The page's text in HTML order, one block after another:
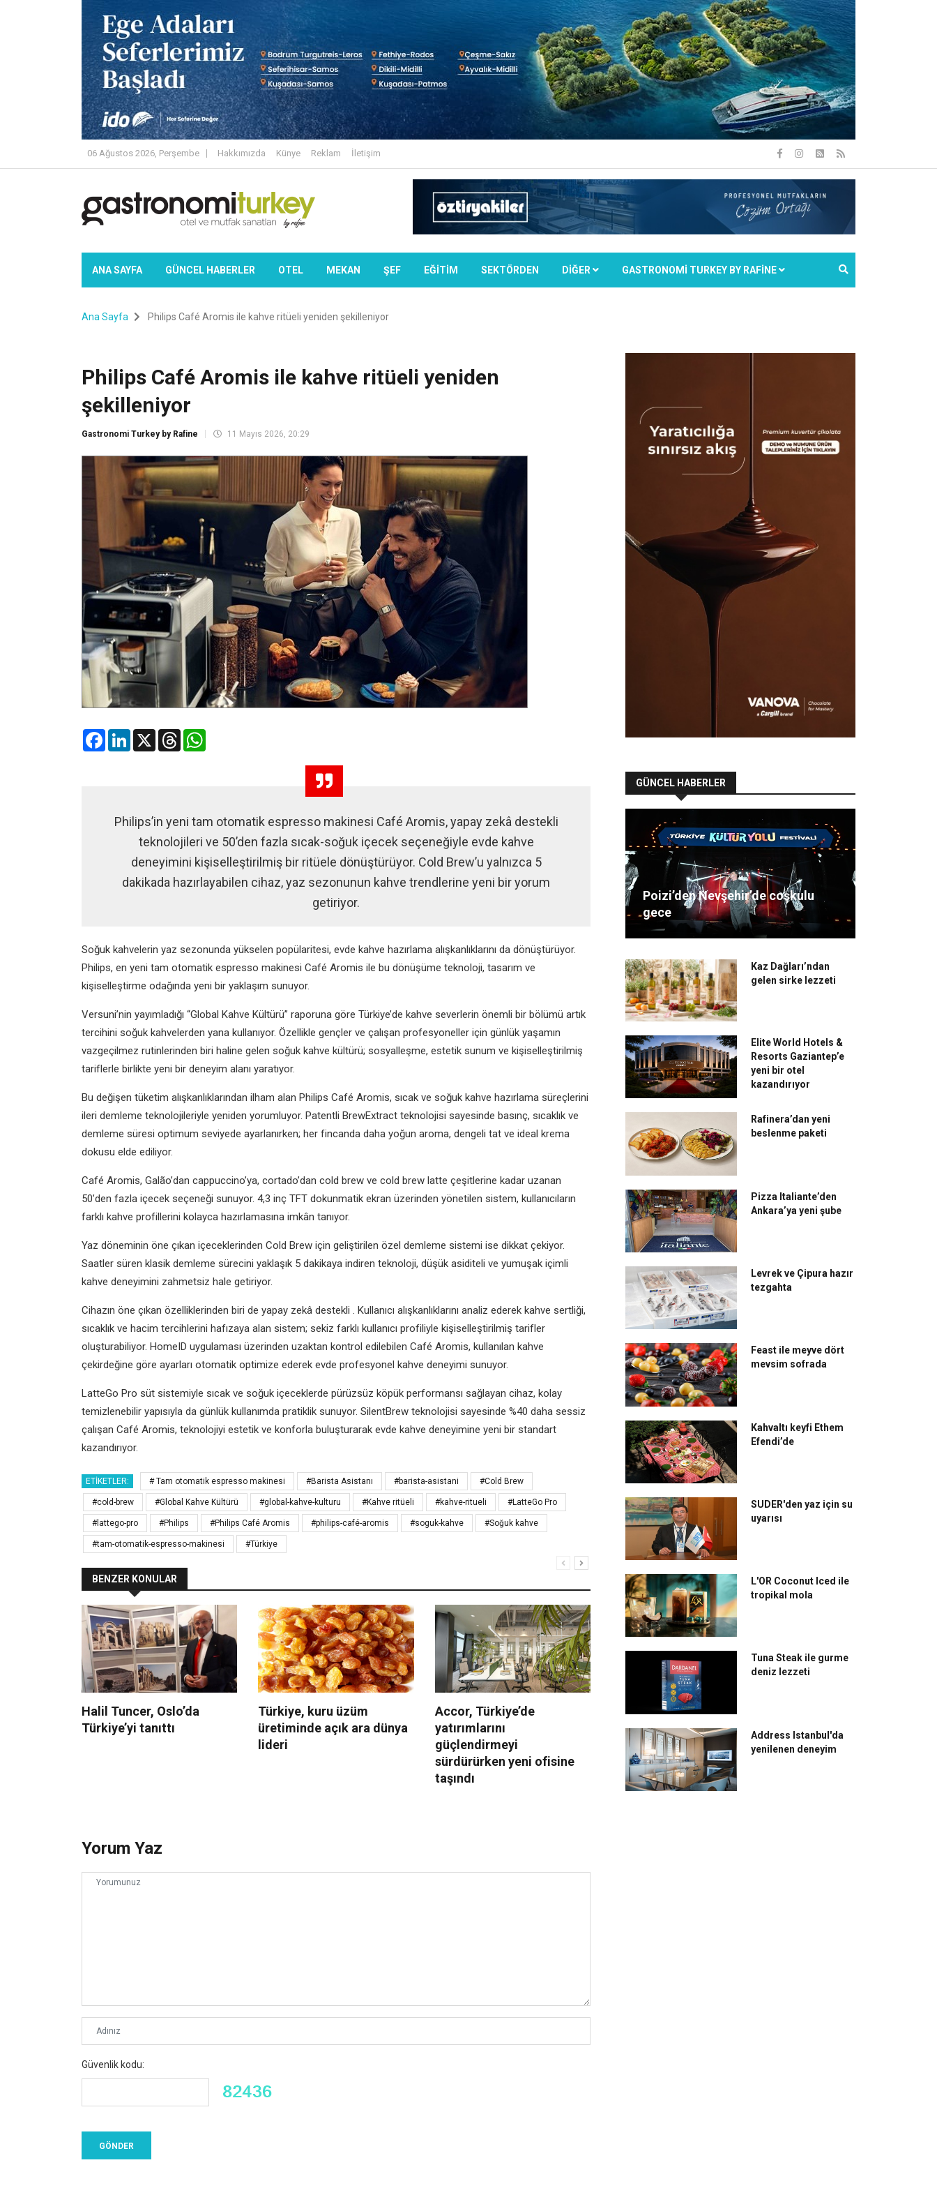
06 Ağustos 2026, Perşembe Hakkımızda Künye Reklam İletişim
ANA SAYFA GÜNCEL HABERLER OTEL MEKAN ŞEF EĞİTİM SEKTÖRDEN DIĞER GASTRONOMİ TURKEY BY RAFİNE
Ana Sayfa Philips Café Aromis ile kahve ritüeli yeniden şekilleniyor
Philips Café Aromis ile kahve ritüeli yeniden
şekilleniyor
Gastronomi Turkey by Rafine 11 Mayıs 2026, 20:29
FacebookLinkedIn
X Threads
Philips’in yeni tam otomatik espresso makinesi Café Aromis, yapay zekâ destekli
teknolojileri ve 50’den fazla sıcak-soğuk içecek seçeneğiyle evde kahve
deneyimini kişiselleştirilmiş bir ritüele dönüştürüyor. Cold Brew’u yalnızca 5
dakikada hazırlayabilen cihaz, yaz sezonunun kahve trendlerine yeni bir yorum
getiriyor.
Soğuk kahvelerin yaz sezonunda yükselen popülaritesi, evde kahve hazırlama alışkanlıklarını da dönüştürüyor.
Philips, en yeni tam otomatik espresso makinesi Café Aromis ile bu dönüşüme teknoloji, tasarım ve
kişiselleştirme odağında yeni bir yaklaşım sunuyor.
Versuni’nin yayımladığı “Global Kahve Kültürü” raporuna göre Türkiye’de kahve severlerin önemli bir bölümü artık
tercihini soğuk kahvelerden yana kullanıyor. Özellikle gençler ve çalışan profesyoneller için günlük yaşamın
vazgeçilmez rutinlerinden biri haline gelen soğuk kahve kültürü; sosyalleşme, estetik sunum ve kişiselleştirilmiş
tariflerle birlikte yeni bir deneyim alanı yaratıyor.
Bu değişen tüketim alışkanlıklarından ilham alan Philips Café Aromis, sıcak ve soğuk kahve hazırlama süreçlerini
ileri demleme teknolojileriyle yeniden yorumluyor. Patentli BrewExtract teknolojisi sayesinde basınç, sıcaklık ve
demleme süresi optimum seviyede ayarlanırken; her fincanda daha yoğun aroma, dengeli tat ve ideal krema
dokusu elde ediliyor.
Café Aromis, Galão’dan cappuccino’ya, cortado’dan cold brew ve cold brew latte çeşitlerine kadar uzanan
50’den fazla içecek seçeneği sunuyor. 4,3 inç TFT dokunmatik ekran üzerinden yönetilen sistem, kullanıcıların
farklı kahve profillerini kolayca hazırlamasına imkân tanıyor.
Yaz döneminin öne çıkan içeceklerinden Cold Brew için geliştirilen özel demleme sistemi ise dikkat çekiyor.
Saatler süren klasik demleme sürecini yaklaşık 5 dakikaya indiren teknoloji, düşük asiditeli ve yumuşak içimli
kahve deneyimini zahmetsiz hale getiriyor.
Cihazın öne çıkan özelliklerinden biri de yapay zekâ destekli . Kullanıcı alışkanlıklarını analiz ederek kahve sertliği,
sıcaklık ve hacim tercihlerini hafızaya alan sistem; sekiz farklı kullanıcı profiliyle kişiselleştirilmiş tarifler
oluşturabiliyor. HomeID uygulaması üzerinden uzaktan kontrol edilebilen Café Aromis, kullanılan kahve
çekirdeğine göre ayarları otomatik optimize ederek evde profesyonel kahve deneyimi sunuyor.
LatteGo Pro süt sistemiyle sıcak ve soğuk içeceklerde pürüzsüz köpük performansı sağlayan cihaz, kolay
temizlenebilir yapısıyla da günlük kullanımda pratiklik sunuyor. SilentBrew teknolojisi sayesinde %40 daha sessiz
çalışan Café Aromis, teknolojiyi estetik ve konforla buluşturarak evde kahve deneyimine yeni bir standart
kazandırıyor.
ETIKETLER: # Tam otomatik espresso makinesi #Barista Asistanı #barista-asistani #Cold Brew
#cold-brew #Global Kahve Kültürü #global-kahve-kulturu #Kahve ritüeli #kahve-ritueli #LatteGo Pro
#lattego-pro #Philips #Philips Café Aromis #philips-café-aromis #soguk-kahve #Soğuk kahve
#tam-otomatik-espresso-makinesi #Türkiye
BENZER KONULAR
Halil Tuncer, Oslo’da
Türkiye’yi tanıttı
Türkiye, kuru üzüm
üretiminde açık ara dünya
lideri
Accor, Türkiye’de
yatırımlarını
güçlendirmeyi
sürdürürken yeni ofisine
taşındı
Lezzetli kahve
hazirlamanin en kolay
yolu!
Ambrosio ile Brezilya
canlılığı ve zindeliğinde
Yorum Yaz
Güvenlik kodu:
GÜNCEL HABERLER
Poizi’den Nevşehir’de coşkulu
gece
Kaz Dağları’ndan
gelen sirke lezzeti
Elite World Hotels &
Resorts Gaziantep’e
yeni bir otel
kazandırıyor
Rafinera’dan yeni
beslenme paketi
Pizza Italiante’den
Ankara’ya yeni şube
Levrek ve Çipura hazır
tezgahta
Feast ile meyve dört
mevsim sofrada
Kahvaltı keyfi Ethem
Efendi’de
SUDER'den yaz için su
uyarısı
L'OR Coconut Iced ile
tropikal mola
Tuna Steak ile gurme
deniz lezzeti
Address Istanbul'da
yenilenen deneyim